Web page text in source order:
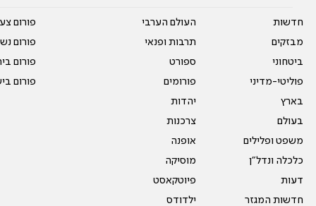
חדשות
מבזקים
ביטחוני
פוליטי-מדיני
בארץ
בעולם
משפט ופלילים
כלכלה ונדל"ן
דעות
חדשות המגזר
העולם הערבי
תרבות ופנאי
ספורט
פורומים
יהדות
צרכנות
אופנה
מוסיקה
פיוטקאסט
ילדודס
פורום
פורום
פורום
פורום